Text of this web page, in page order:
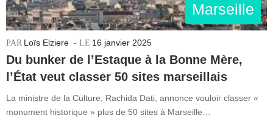
Marseille
Loïs Elziere 16 janvier 2025
Du bunker de l’Estaque à la Bonne Mère,
l’État veut classer 50 sites marseillais
La ministre de la Culture, Rachida Dati, annonce vouloir classer «
monument historique » plus de 50 sites à Marseille…